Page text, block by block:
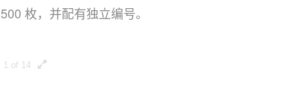
枚，并配有独立编号。
1 of 14